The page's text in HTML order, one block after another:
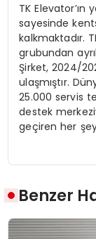
TK
sayesinde
kalkmaktadır.
grubundan
Şirket, 2024/
ulaşmıştır.
25.000 servis
destek
geçiren her
Benzer